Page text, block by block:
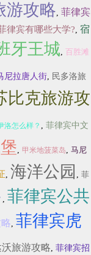
游攻略, 菲律宾
律宾有哪些大学?, 宿
牙王城, 百胜滩
尼拉唐人街, 民多洛旅
比克旅游攻
洛怎么样？ , 菲律宾中文
, 甲米地菠菜岛, 马尼
, 海洋公园 , 菲
, 菲律宾公共
, 菲律宾虎
沃旅游攻略, 菲律宾招